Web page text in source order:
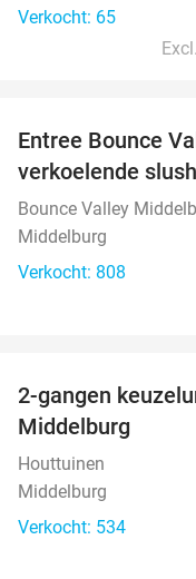
Verkocht: 65
Entree Bounce
verkoelende
Bounce Valley
Middelburg
Verkocht: 808
2-gangen
Middelburg
Houttuinen
Middelburg
Verkocht: 534